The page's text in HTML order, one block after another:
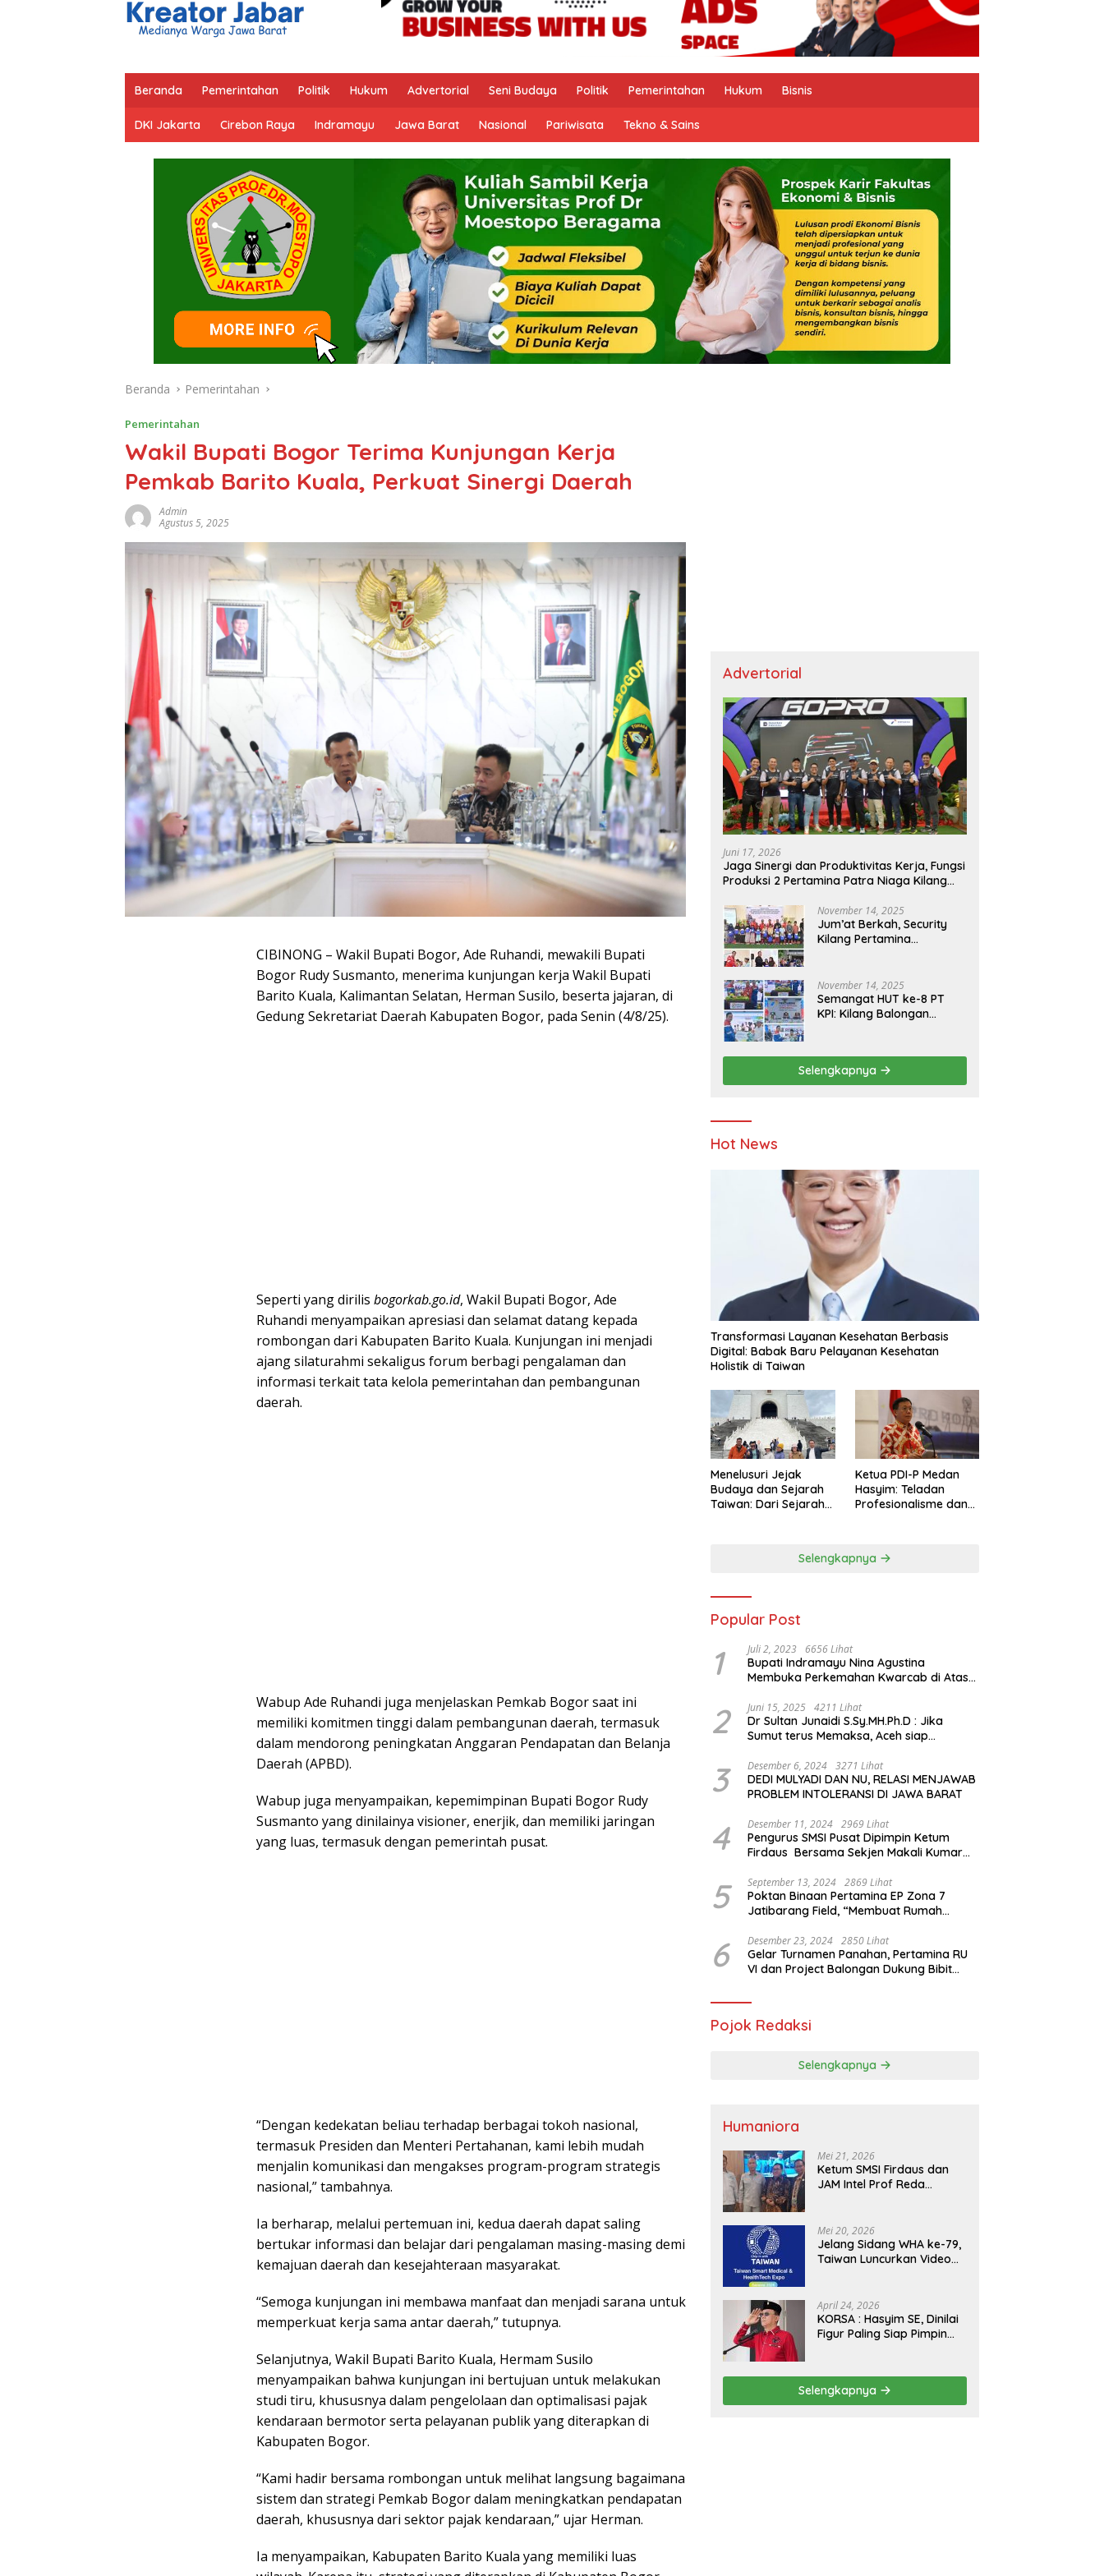
Beranda Pemerintahan Politik Hukum Advertorial Seni Budaya Politik Pemerintahan Hukum Bisnis
DKI Jakarta Cirebon Raya Indramayu Jawa Barat Nasional Pariwisata Tekno & Sains
Beranda Pemerintahan
Pemerintahan
Wakil Bupati Bogor Terima Kunjungan Kerja
Pemkab Barito Kuala, Perkuat Sinergi Daerah
Admin
Agustus 5, 2025
CIBINONG – Wakil Bupati Bogor, Ade Ruhandi, mewakili Bupati
Bogor Rudy Susmanto, menerima kunjungan kerja Wakil Bupati
Barito Kuala, Kalimantan Selatan, Herman Susilo, beserta jajaran, di
Gedung Sekretariat Daerah Kabupaten Bogor, pada Senin (4/8/25).
Seperti yang dirilis bogorkab.go.id, Wakil Bupati Bogor, Ade
Ruhandi menyampaikan apresiasi dan selamat datang kepada
rombongan dari Kabupaten Barito Kuala. Kunjungan ini menjadi
ajang silaturahmi sekaligus forum berbagi pengalaman dan
informasi terkait tata kelola pemerintahan dan pembangunan
daerah.
Wabup Ade Ruhandi juga menjelaskan Pemkab Bogor saat ini
memiliki komitmen tinggi dalam pembangunan daerah, termasuk
dalam mendorong peningkatan Anggaran Pendapatan dan Belanja
Daerah (APBD).
Wabup juga menyampaikan, kepemimpinan Bupati Bogor Rudy
Susmanto yang dinilainya visioner, enerjik, dan memiliki jaringan
yang luas, termasuk dengan pemerintah pusat.
“Dengan kedekatan beliau terhadap berbagai tokoh nasional,
termasuk Presiden dan Menteri Pertahanan, kami lebih mudah
menjalin komunikasi dan mengakses program-program strategis
nasional,” tambahnya.
Ia berharap, melalui pertemuan ini, kedua daerah dapat saling
bertukar informasi dan belajar dari pengalaman masing-masing demi
kemajuan daerah dan kesejahteraan masyarakat.
“Semoga kunjungan ini membawa manfaat dan menjadi sarana untuk
memperkuat kerja sama antar daerah,” tutupnya.
Selanjutnya, Wakil Bupati Barito Kuala, Hermam Susilo
menyampaikan bahwa kunjungan ini bertujuan untuk melakukan
studi tiru, khususnya dalam pengelolaan dan optimalisasi pajak
kendaraan bermotor serta pelayanan publik yang diterapkan di
Kabupaten Bogor.
“Kami hadir bersama rombongan untuk melihat langsung bagaimana
sistem dan strategi Pemkab Bogor dalam meningkatkan pendapatan
daerah, khususnya dari sektor pajak kendaraan,” ujar Herman.
Ia menyampaikan, Kabupaten Barito Kuala yang memiliki luas
Advertorial
Juni 17, 2026
Jaga Sinergi dan Produktivitas Kerja, Fungsi
Produksi 2 Pertamina Patra Niaga Kilang
November 14, 2025
Jum’at Berkah, Security
Kilang Pertamina
November 14, 2025
Semangat HUT ke-8 PT
KPI: Kilang Balongan
Berbagi Bersama
Penyandang Disabilitas
dan Yayasan Pendidikan
Selengkapnya
Hot News
Transformasi Layanan Kesehatan Berbasis
Digital: Babak Baru Pelayanan Kesehatan
Holistik di Taiwan
Menelusuri Jejak
Budaya dan Sejarah
Taiwan: Dari Sejarah
Sejarah Chiang Kai-
Ketua PDI-P Medan
Hasyim: Teladan
Profesionalisme dan
Selengkapnya
Popular Post
1 Juli 2, 2023 6656 Lihat
Bupati Indramayu Nina Agustina
Membuka Perkemahan Kwarcab di Atas
2 Juni 15, 2025 4211 Lihat
Dr Sultan Junaidi S.Sy.MH.Ph.D : Jika
Sumut terus Memaksa, Aceh siap
Internasional
3 Desember 6, 2024 3271 Lihat
DEDI MULYADI DAN NU, RELASI MENJAWAB
PROBLEM INTOLERANSI DI JAWA BARAT
4 Desember 11, 2024 2969 Lihat
Pengurus SMSI Pusat Dipimpin Ketum
Firdaus Bersama Sekjen Makali Kumar
Yusuf
5 September 13, 2024 2869 Lihat
Poktan Binaan Pertamina EP Zona 7
Jatibarang Field, “Membuat Rumah
Tikus
6 Desember 23, 2024 2850 Lihat
Gelar Turnamen Panahan, Pertamina RU
VI dan Project Balongan Dukung Bibit
Pojok Redaksi
Selengkapnya
Humaniora
Mei 21, 2026
Ketum SMSI Firdaus dan
JAM Intel Prof Reda
SMSI Sukseskan Jaga
Desa dan Jaga Dapur
MBG, Perkuat Pengawasan
Mei 20, 2026
Jelang Sidang WHA ke-79,
Taiwan Luncurkan Video
Inovasi Kesehatan Global
April 24, 2026
KORSA : Hasyim SE, Dinilai
Figur Paling Siap Pimpin
Selengkapnya